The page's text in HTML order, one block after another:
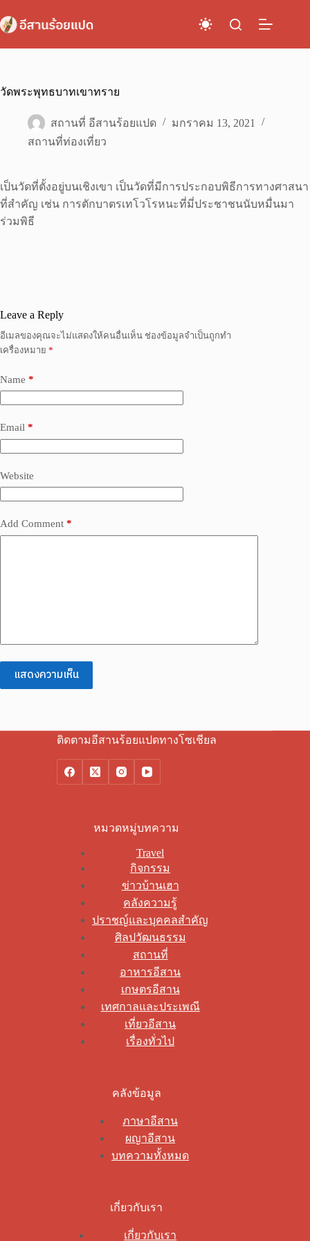
to
content
วัดพระพุทธบาทเขาทราย
สถานที่ อีสานร้อยแปด
มกราคม 13, 2021
สถานที่ท่องเที่ยว
เป็นวัดที่ตั้งอยู่บนเชิงเขา เป็นวัดที่มีการประกอบพิธีการทางศาสนา
ที่สำคัญ เช่น การตักบาตรเทโวโรหนะที่มี่ประชาชนนับหมื่นมา
ร่วมพิธี
Leave a Reply
อีเมลของคุณจะไม่แสดงให้คนอื่นเห็น ช่องข้อมูลจำเป็นถูกทำ
เครื่องหมาย *
Name *
Email *
Website
Add Comment *
แสดงความเห็น
ติดตามอีสานร้อยแปดทางโซเชียล
หมวดหมู่บทความ
Travel
กิจกรรม
ข่าวบ้านเฮา
คลังความรู้
ปราชญ์และบุคคลสำคัญ
ศิลปวัฒนธรรม
สถานที่
อาหารอีสาน
เกษตรอีสาน
เทศกาลและประเพณี
เที่ยวอีสาน
เรื่องทั่วไป
คลังข้อมูล
ภาษาอีสาน
ผญาอีสาน
บทความทั้งหมด
เกี่ยวกับเรา
เกี่ยวกับเรา